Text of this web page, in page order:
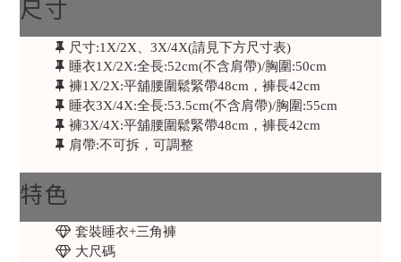
尺寸
尺寸:1X/2X、3X/4X(請見下方尺寸表)
睡衣1X/2X:全長:52cm(不含肩帶)/胸圍:50cm
褲1X/2X:平舖腰圍鬆緊帶48cm，褲長42cm
睡衣3X/4X:全長:53.5cm(不含肩帶)/胸圍:55cm
褲3X/4X:平舖腰圍鬆緊帶48cm，褲長42cm
肩帶:不可拆，可調整
特色
套裝睡衣+三角褲
大尺碼